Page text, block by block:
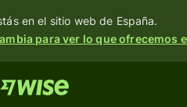
en el sitio web de España.
para ver lo que ofrecemos